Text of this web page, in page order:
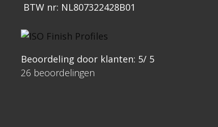
BTW nr: NL807322428B01
Beoordeling door klanten: 5/ 5
26 beoordelingen